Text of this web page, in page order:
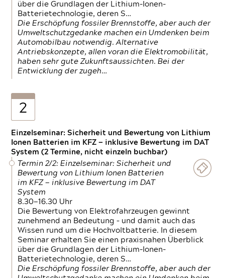
über die Grundlagen der Lithium-Ionen-
Batterietechnologie, deren S…
Die Erschöpfung fossiler Brennstoffe, aber auch der
Umweltschutzgedanke machen ein Umdenken beim
Automobilbau notwendig. Alternative
Antriebskonzepte, allen voran die Elektromobilität,
haben sehr gute Zukunftsaussichten. Bei der
Entwicklung der zugeh…
2
Einzelseminar: Sicherheit und Bewertung von Lithium
Ionen Batterien im KFZ — inklusive Bewertung im DAT
System (2 Termine, nicht einzeln buchbar)
Termin 2/2: Einzelseminar: Sicherheit und
Bewertung von Lithium Ionen Batterien
im KFZ — inklusive Bewertung im DAT
System
8.30—16.30 Uhr
Die Bewertung von Elektrofahrzeugen gewinnt
zunehmend an Bedeutung – und damit auch das
Wissen rund um die Hochvoltbatterie. In diesem
Seminar erhalten Sie einen praxisnahen Überblick
über die Grundlagen der Lithium-Ionen-
Batterietechnologie, deren S…
Die Erschöpfung fossiler Brennstoffe, aber auch der